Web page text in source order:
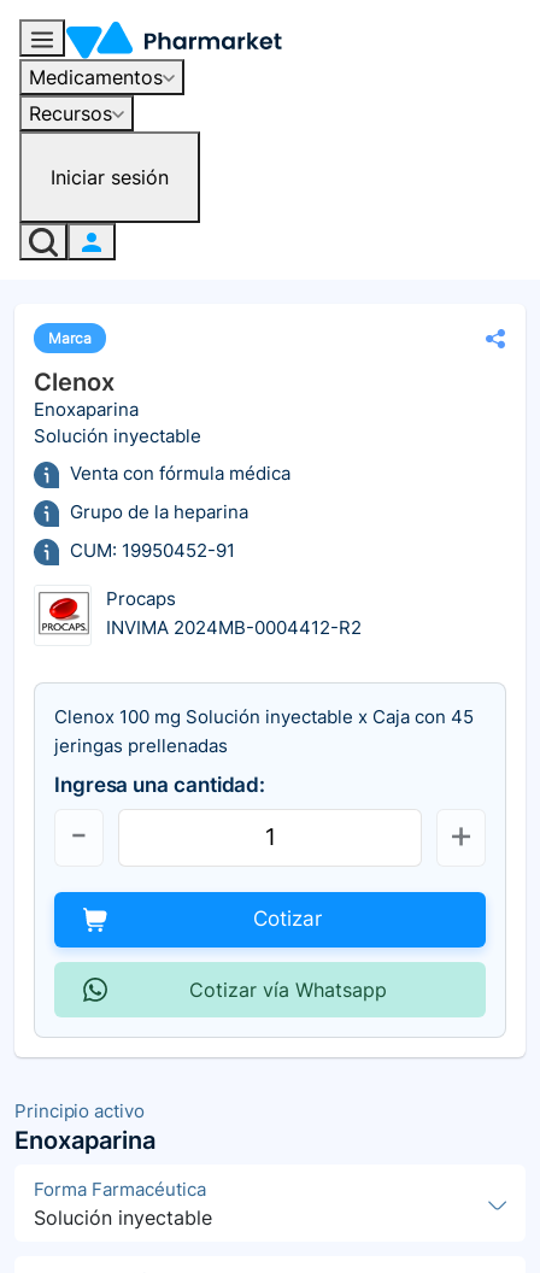
Medicamentos
Recursos
Iniciar sesión
Principio activo
Enoxaparina
Forma Farmacéutica
Solución inyectable
Marca
Clenox
Enoxaparina
Solución inyectable
Venta con fórmula médica
Grupo de la heparina
CUM: 19950452-91
Procaps
INVIMA 2024MB-0004412-R2
Clenox 100 mg Solución inyectable x Caja con 45
jeringas prellenadas
Ingresa una cantidad:
Cotizar
Cotizar vía Whatsapp